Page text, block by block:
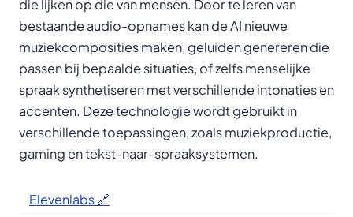
die lijken op die van mensen. Door te leren van
bestaande audio-opnames kan de AI nieuwe
muziekcomposities maken, geluiden genereren die
passen bij bepaalde situaties, of zelfs menselijke
spraak synthetiseren met verschillende intonaties en
accenten. Deze technologie wordt gebruikt in
verschillende toepassingen, zoals muziekproductie,
gaming en tekst-naar-spraaksystemen.
Elevenlabs 🔗